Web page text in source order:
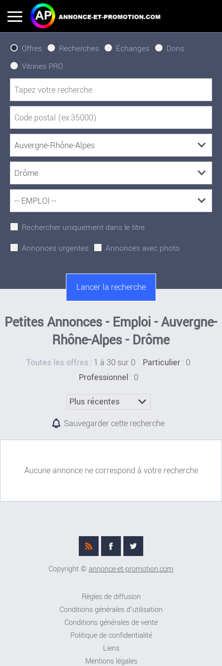
Offres Recherches Échanges
Dons
Vitrines PRO
Rechercher uniquement dans le titre
Annonces urgentes
Annonces avec photo
Petites Annonces - Emploi - Auvergne-
Rhône-Alpes - Drôme
Toutes les offres : 1 à 30 sur 0 Particulier : 0
Professionnel : 0
Sauvegarder cette recherche
Aucune annonce ne correspond à votre recherche
Copyright © annonce-et-promotion.com
Règles de diffusion
Conditions générales d'utilisation
Conditions générales de vente
Politique de confidentialité
Liens
Mentions légales